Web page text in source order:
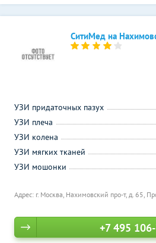
СитиМед на
Адрес: г. Москва, Нахимовский про-т, д. 65,
УЗИ придаточных пазух
УЗИ плеча
УЗИ колена
УЗИ мягких тканей
УЗИ мошонки
+7 495